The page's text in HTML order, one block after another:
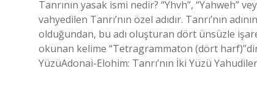
Tanrının yasak ismi nedir? “Yhvh”, “Yahweh”
vahyedilen Tanrı’nın özel adıdır. Tanrı’nın
olduğundan, bu adı oluşturan dört ünsüzle
okunan kelime “Tetragrammaton (dört
YüzüAdonai-Elohim: Tanrı’nın İki Yüzü